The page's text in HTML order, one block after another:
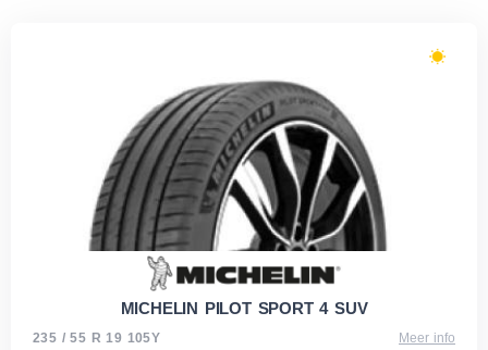
MICHELIN PILOT SPORT 4 SUV
235 / 55 R 19 105Y Meer info